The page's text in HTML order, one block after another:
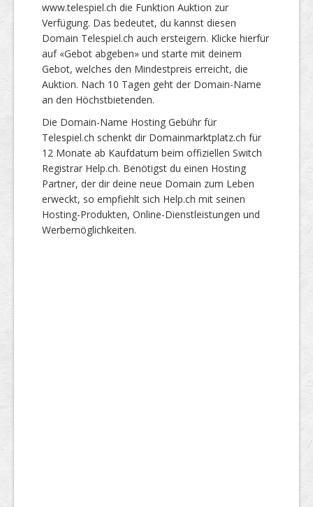
www.telespiel.ch die Funktion Auktion zur
Verfügung. Das bedeutet, du kannst diesen
Domain Telespiel.ch auch ersteigern. Klicke hierfür
auf «Gebot abgeben» und starte mit deinem
Gebot, welches den Mindestpreis erreicht, die
Auktion. Nach 10 Tagen geht der Domain-Name
an den Höchstbietenden.
Die Domain-Name Hosting Gebühr für
Telespiel.ch schenkt dir Domainmarktplatz.ch für
12 Monate ab Kaufdatum beim offiziellen Switch
Registrar Help.ch. Benötigst du einen Hosting
Partner, der dir deine neue Domain zum Leben
erweckt, so empfiehlt sich Help.ch mit seinen
Hosting-Produkten, Online-Dienstleistungen und
Werbemöglichkeiten.